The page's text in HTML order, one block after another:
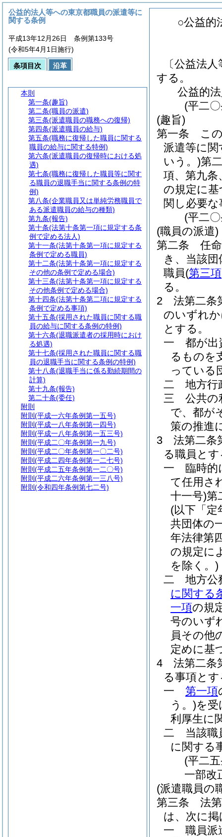
○公益的
〔公益法
する。
公益的
(平二
(趣旨)
第一条
こ
派遣等に関
いう。)第
項、第九条
の規定に
関し必要
(平二
(職員の派遣)
第二条
任
き、当該
職員(第三項
る。
2
法第二条
のいずれ
とする。
一
都が出
るものを
っている
二
地方行
三
公共の
で、都が
策の推進
3
法第二条
る職員と
一
臨時
て任用さ
十一号)第
(以下「定
共団体の
年法律第
の規定に
を除く。)
二
地方公
に関する
一項の規
号のいず
員その他
定めに基
4
法第二条
る事項と
一
第一項
う。)を受
利厚生に
二
当該
に関する
(平二
一部改
(派遣職員の
第三条
法
は、次に
一
職員派
公益的法人等への東京都職員の派遣等に
関する条例
平成13年12月26日 条例第133号
(令和5年4月1日施行)
条項目次 沿革
本則
第一条(趣旨)
第二条(職員の派遣)
第三条(派遣職員の職務への復帰)
第四条(派遣職員の給与)
第五条(職務に復帰した職員に関する
職員の給与に関する特例)
第六条(派遣職員の復帰時における処
遇)
第七条(職務に復帰した職員等に関す
る職員の退職手当に関する条例の特
例)
第八条(企業職員又は単純労務職員で
ある派遣職員の給与の種類)
第九条(報告)
第十条(法第十条第一項に規定する条
例で定める法人)
第十一条(法第十条第一項に規定する
条例で定める職員)
第十二条(法第十条第一項に規定する
その他の条例で定める場合)
第十三条(法第十条第一項に規定する
その他条例で定める場合)
第十四条(法第十条第二項に規定する
条例で定める事項)
第十五条(採用された職員に関する職
員の給与に関する条例の特例)
第十六条(退職派遣者の採用時におけ
る処遇)
第十七条(採用された職員に関する職
員の退職手当に関する条例の特例)
第十八条(退職手当に係る勤続期間の
計算)
第十九条(報告)
第二十条(委任)
附則
附則 (平成一六年条例第一五号)
附則 (平成一八年条例第一四号)
附則 (平成一八年条例第一五三号)
附則 (平成二〇年条例第一九号)
附則 (平成二〇年条例第一〇二号)
附則 (平成二四年条例第一二七号)
附則 (平成二五年条例第一二〇号)
附則 (平成二六年条例第一三八号)
附則 (令和四年条例第七二号)